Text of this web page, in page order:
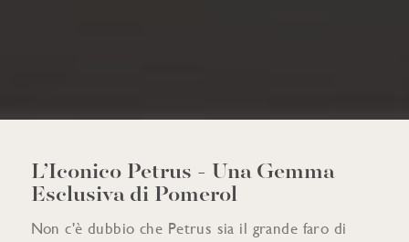
L’Iconico Petrus - Una Gemma
Esclusiva di Pomerol
Non c'è dubbio che Petrus sia il grande faro di